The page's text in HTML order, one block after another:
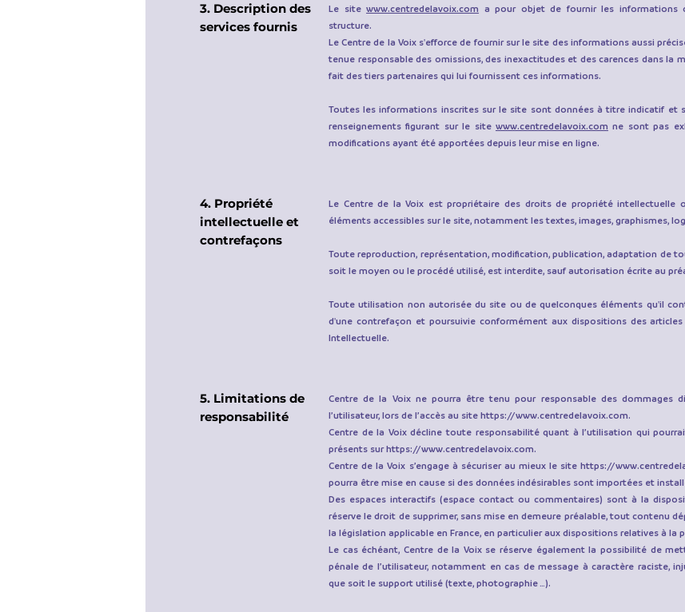
3. Description des
services fournis
Le sitewww.centredelavoix.com a pour objet de fournir les informations
structure.
Le Centre de la Voix s'efforce de fournir sur le site des informations aussi
tenue responsable des omissions, des inexactitudes et des carences dans la
fait des tiers partenaires qui lui fournissent ces informations.
Toutes les informations inscrites sur le site sont données à titre indicatif et
renseignements figurant sur le site www.centredelavoix.com ne sont pas
modifications ayant été apportées depuis leur mise en ligne.
4. Propriété
intellectuelle et
contrefaçons
Le Centre de la Voix est propriétaire des droits de propriété
éléments accessibles sur le site, notamment les textes, images, graphismes,
Toute reproduction, représentation, modification, publication, adaptation de
soit le moyen ou le procédé utilisé, est interdite, sauf autorisation écrite au
Toute utilisation non autorisée du site ou de quelconques éléments qu'il
d'une contrefaçon et poursuivie conformément aux dispositions des
Intellectuelle.
5. Limitations de
responsabilité
Centre de la Voix ne pourra être tenu pour responsable des dommages
l’utilisateur, lors de l’accès au site https://www.centredelavoix.com.
Centre de la Voix décline toute responsabilité quant à l’utilisation qui
présents surhttps://www.centredelavoix.com.
Centre de la Voix s’engage à sécuriser au mieux le sitehttps://
pourra être mise en cause si des données indésirables sont importées et
Des espaces interactifs (espace contact ou commentaires) sont à la
réserve le droit de supprimer, sans mise en demeure préalable, tout contenu
la législation applicable en France, en particulier aux dispositions relatives à la
Le cas échéant, Centre de la Voix se réserve également la possibilité de
pénale de l’utilisateur, notamment en cas de message à caractère raciste,
que soit le support utilisé (texte, photographie …).